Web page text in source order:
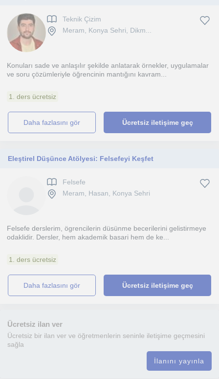
Teknik Çizim
Meram, Konya Sehri, Dikm...
Konuları sade ve anlaşılır şekilde anlatarak örnekler, uygulamalar
ve soru çözümleriyle öğrencinin mantığını kavram...
1. ders ücretsiz
daha fazlasını gör Ücretsiz iletişime geç
Eleştirel Düşünce Atölyesi: Felsefeyi Keşfet
Felsefe
Meram, Hasan, Konya Sehri
Felsefe derslerim, ögrencilerin düsünme becerilerini gelistirmeye
odaklidir. Dersler, hem akademik basari hem de ke...
1. ders ücretsiz
daha fazlasını gör Ücretsiz iletişime geç
Ücretsiz ilan ver
Ücretsiz bir ilan ver ve öğretmenlerin seninle iletişime geçmesini
sağla
İlanını yayınla